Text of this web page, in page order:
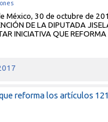
México, 30 de octubre de
DE LA DIPUTADA
INICIATIVA QUE
reforma los artículos